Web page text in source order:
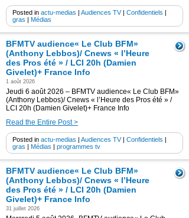
Posted in actu-medias | Audiences TV| Confidentiels |
gras | Médias
BFMTV audience« Le Club BFM»
(Anthony Lebbos)/ Cnews « l’Heure
des Pros été » / LCI 20h (Damien
Givelet)+ France Info
1 août 2026
Jeudi 6 août 2026 – BFMTV audience« Le Club BFM»
(Anthony Lebbos)/ Cnews « l’Heure des Pros été » /
LCI 20h (Damien Givelet)+ France Info
Read the Entire Post >
Posted in actu-medias | Audiences TV| Confidentiels |
gras | Médias | programmes tv
BFMTV audience« Le Club BFM»
(Anthony Lebbos)/ Cnews « l’Heure
des Pros été » / LCI 20h (Damien
Givelet)+ France Info
31 juillet 2026